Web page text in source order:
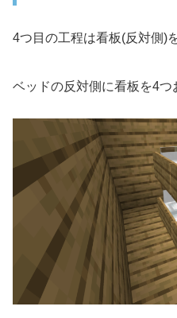
4つ目の工程は看板(反対側)
ベッドの反対側に看板を4つ